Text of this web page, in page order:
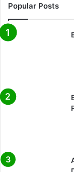
Popular Posts